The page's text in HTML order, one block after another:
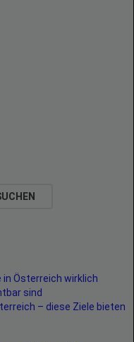
in Österreich wirklich
sind
– diese Ziele bieten